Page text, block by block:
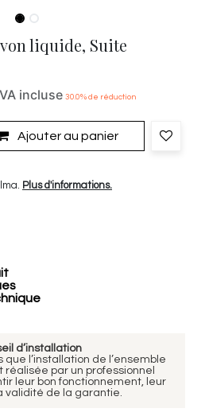
liquide, Suite
incluse 30.0% de réduction
Ajouter au panier
Plus d'informations.
d’installation
l’installation de l’ensemble
réalisée par un professionnel
leur bon fonctionnement, leur
validité de la garantie.